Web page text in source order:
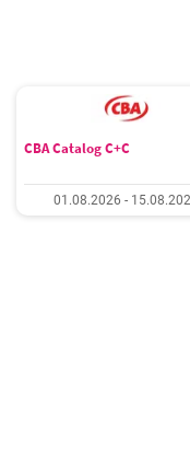
CBA Catalog C+C
01.08.2026 -